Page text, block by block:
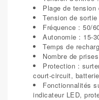
Plage de tension
Tension de
Fréquence : 50/
Autonomie : 15-
Temps de
Nombre de
Protection :
court-circuit,
Fonctionnalités
indicateur LED,